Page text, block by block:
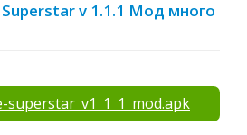
Superstar v 1.1.1 Мод много